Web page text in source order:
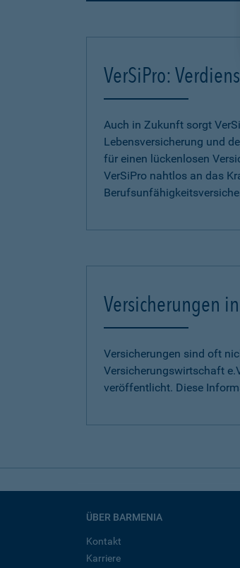
VerSiPro:
Auch in Zukunft sorgt
Lebensversicherung und
für einen lückenlosen
VerSiPro nahtlos an das
Versicherungen
Versicherungen sind oft
Versicherungswirtschaft
veröffentlicht. Diese
ÜBER BARMENIA
Kontakt
Karriere